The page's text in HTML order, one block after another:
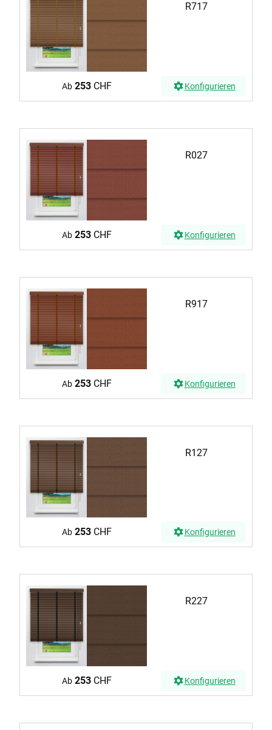
R717
Ab 253CHF Konfigurieren
R027
Ab 253CHF Konfigurieren
R917
Ab 253CHF Konfigurieren
R127
Ab 253CHF Konfigurieren
R227
Ab 253CHF Konfigurieren